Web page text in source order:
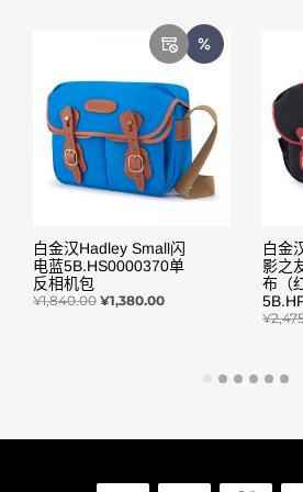
白金汉Hadley Small闪
电蓝5B.HS0000370单
反相机包
¥1,840.00 ¥1,380.00
白金
影之
布（
¥